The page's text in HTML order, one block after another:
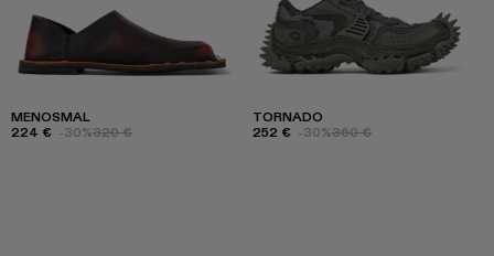
MENOSMAL
224 € -30%320 €
TORNADO
252 € -30%360 €